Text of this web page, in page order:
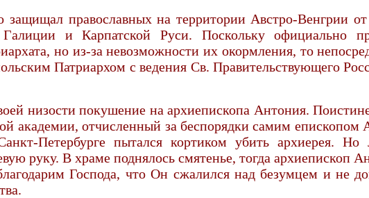
православных на территории Австро-Венгрии от
Галиции и Карпатской Руси. Поскольку официально
но из-за невозможности их окормления, то
Патриархом с ведения Св. Правительствующего
низости покушение на архиепископа Антония.
академии, отчисленный за беспорядки самим
Петербурге пытался кортиком убить архиерея.
руку. В храме поднялось смятенье, тогда архиепископ
Господа, что Он сжалился над безумцем и не